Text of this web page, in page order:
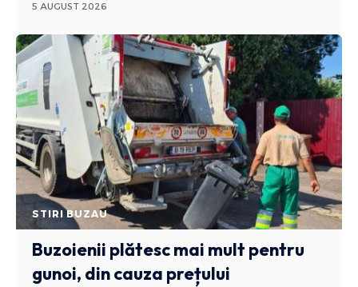
5 AUGUST 2026
STIRI BUZAU
Buzoienii plătesc mai mult pentru
gunoi, din cauza prețului